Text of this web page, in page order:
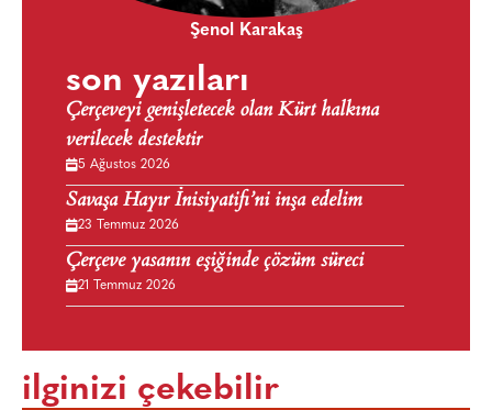
Şenol Karakaş
son yazıları
Çerçeveyi genişletecek olan Kürt halkına
verilecek destektir
5 Ağustos 2026
Savaşa Hayır İnisiyatifi’ni inşa edelim
23 Temmuz 2026
Çerçeve yasanın eşiğinde çözüm süreci
21 Temmuz 2026
ilginizi çekebilir